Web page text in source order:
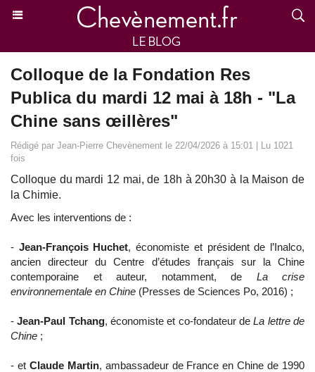
Colloque de la Fondation Res
Publica du mardi 12 mai à 18h - "La
Chine sans œillères"
Rédigé par Jean-Pierre Chevènement le 22/04/2026 à 15:01 | Lu 1021
fois
Colloque du mardi 12 mai, de 18h à 20h30 à la Maison de
la Chimie.
Avec les interventions de :
- Jean-François Huchet, économiste et président de l’Inalco,
ancien directeur du Centre d’études français sur la Chine
contemporaine et auteur, notamment, de La crise
environnementale en Chine (Presses de Sciences Po, 2016) ;
-Jean-Paul Tchang, économiste et co-fondateur deLa lettre de
Chine ;
- et Claude Martin, ambassadeur de France en Chine de 1990